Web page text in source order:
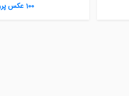
100 عکس پروفایل گل جدید ۱۴۰۵